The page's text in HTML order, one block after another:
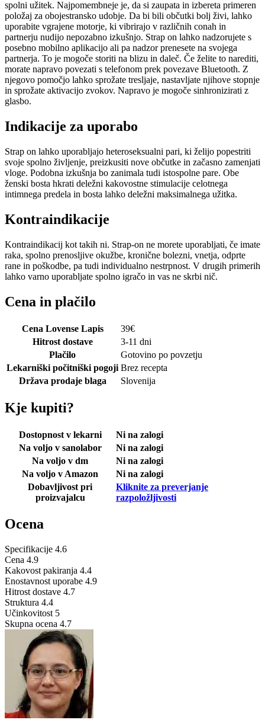
spolni užitek. Najpomembneje je, da si zaupata in izbereta primeren
položaj za obojestransko udobje. Da bi bili občutki bolj živi, lahko
uporabite vgrajene motorje, ki vibrirajo v različnih conah in
partnerju nudijo nepozabno izkušnjo. Strap on lahko nadzorujete s
posebno mobilno aplikacijo ali pa nadzor prenesete na svojega
partnerja. To je mogoče storiti na blizu in daleč. Če želite to narediti,
morate napravo povezati s telefonom prek povezave Bluetooth. Z
njegovo pomočjo lahko sprožate tresljaje, nastavljate njihove stopnje
in sprožate aktivacijo zvokov. Napravo je mogoče sinhronizirati z
glasbo.
Indikacije za uporabo
Strap on lahko uporabljajo heteroseksualni pari, ki želijo popestriti
svoje spolno življenje, preizkusiti nove občutke in začasno zamenjati
vloge. Podobna izkušnja bo zanimala tudi istospolne pare. Obe
ženski bosta hkrati deležni kakovostne stimulacije celotnega
intimnega predela in bosta lahko deležni maksimalnega užitka.
Kontraindikacije
Kontraindikacij kot takih ni. Strap-on ne morete uporabljati, če imate
raka, spolno prenosljive okužbe, kronične bolezni, vnetja, odprte
rane in poškodbe, pa tudi individualno nestrpnost. V drugih primerih
lahko varno uporabljate spolno igračo in vas ne skrbi nič.
Cena in plačilo
Cena Lovense Lapis 39€
Hitrost dostave
3-11 dni
Plačilo
Gotovino po povzetju
Lekarniški počitniški pogoji Brez recepta
Država prodaje blaga
Slovenija
Kje kupiti?
Dostopnost v lekarni
Ni na zalogi
Na voljo v sanolabor
Ni na zalogi
Na voljo v dm
Ni na zalogi
Na voljo v Amazon
Ni na zalogi
Dobavljivost pri
proizvajalcu
Kliknite za preverjanje
razpoložljivosti
Ocena
Specifikacije 4.6
Cena 4.9
Kakovost pakiranja 4.4
Enostavnost uporabe 4.9
Hitrost dostave 4.7
Struktura 4.4
Učinkovitost 5
Skupna ocena 4.7